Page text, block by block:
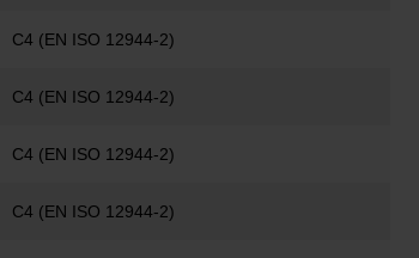
C4 (EN ISO 12944-2)
C4 (EN ISO 12944-2)
C4 (EN ISO 12944-2)
C4 (EN ISO 12944-2)